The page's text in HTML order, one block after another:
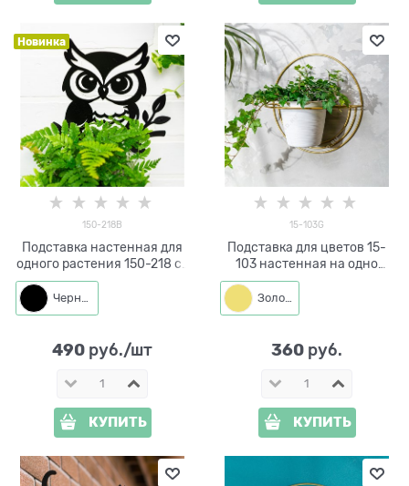
Новинка
150-218B
Подставка настенная для
одного растения 150-218 со
съёмным кольцом d=11 см
Черный
490 руб./шт
КУПИТЬ
15-103G
Подставка для цветов 15-
103 настенная на одно
кашпо d=14см
Золото
360 руб.
КУПИТЬ